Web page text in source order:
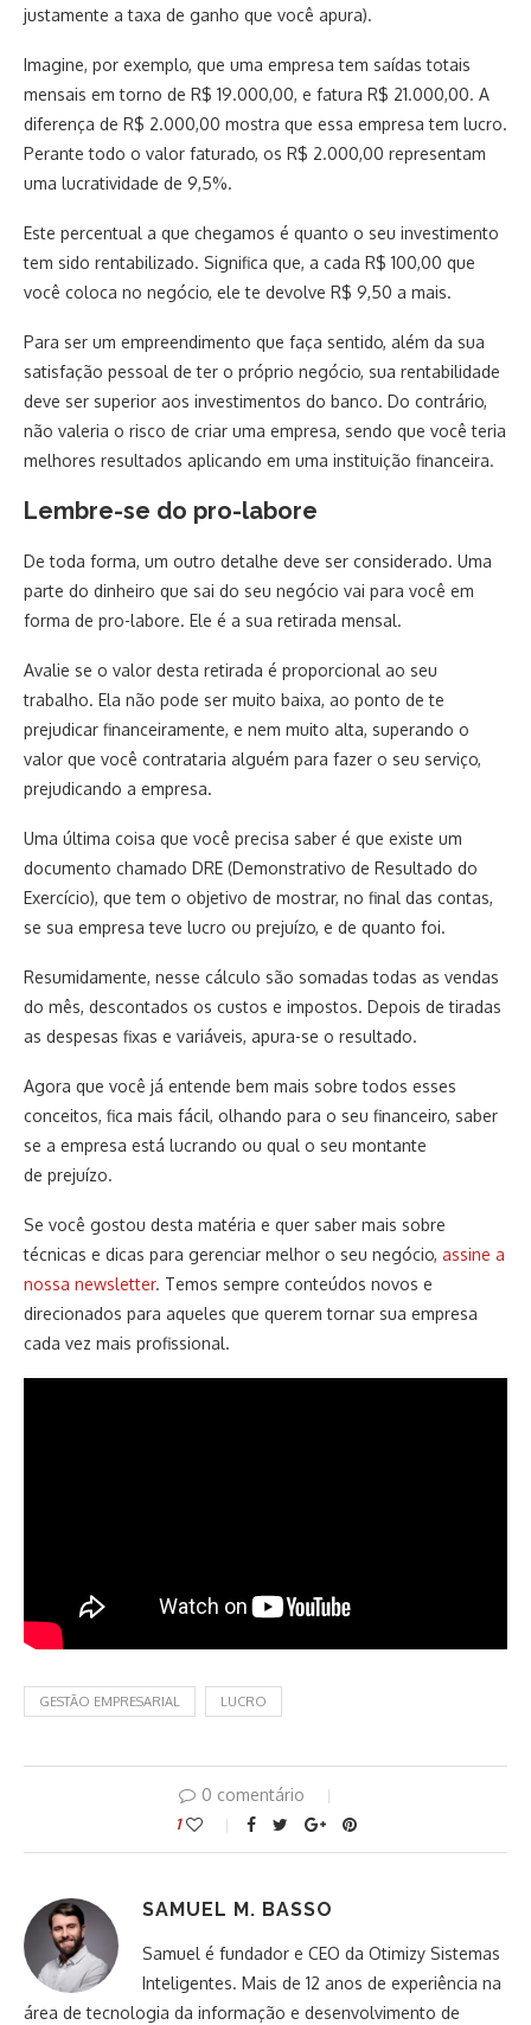
justamente a taxa de ganho que você apura).
Imagine, por exemplo, que uma empresa tem saídas totais
mensais em torno de R$ 19.000,00, e fatura R$ 21.000,00. A
diferença de R$ 2.000,00 mostra que essa empresa tem lucro.
Perante todo o valor faturado, os R$ 2.000,00 representam
uma lucratividade de 9,5%.
Este percentual a que chegamos é quanto o seu investimento
tem sido rentabilizado. Significa que, a cada R$ 100,00 que
você coloca no negócio, ele te devolve R$ 9,50 a mais.
Para ser um empreendimento que faça sentido, além da sua
satisfação pessoal de ter o próprio negócio, sua rentabilidade
deve ser superior aos investimentos do banco. Do contrário,
não valeria o risco de criar uma empresa, sendo que você teria
melhores resultados aplicando em uma instituição financeira.
Lembre-se do pro-labore
De toda forma, um outro detalhe deve ser considerado. Uma
parte do dinheiro que sai do seu negócio vai para você em
forma de pro-labore. Ele é a sua retirada mensal.
Avalie se o valor desta retirada é proporcional ao seu
trabalho. Ela não pode ser muito baixa, ao ponto de te
prejudicar financeiramente, e nem muito alta, superando o
valor que você contrataria alguém para fazer o seu serviço,
prejudicando a empresa.
Uma última coisa que você precisa saber é que existe um
documento chamado DRE (Demonstrativo de Resultado do
Exercício), que tem o objetivo de mostrar, no final das contas,
se sua empresa teve lucro ou prejuízo, e de quanto foi.
Resumidamente, nesse cálculo são somadas todas as vendas
do mês, descontados os custos e impostos. Depois de tiradas
as despesas fixas e variáveis, apura-se o resultado.
Agora que você já entende bem mais sobre todos esses
conceitos, fica mais fácil, olhando para o seu financeiro, saber
se a empresa está lucrando ou qual o seu montante
de prejuízo.
Se você gostou desta matéria e quer saber mais sobre
técnicas e dicas para gerenciar melhor o seu negócio, assine a
nossa newsletter. Temos sempre conteúdos novos e
direcionados para aqueles que querem tornar sua empresa
cada vez mais profissional.
GESTÃO EMPRESARIAL LUCRO
0 comentário
1
SAMUEL M. BASSO
Samuel é fundador e CEO da Otimizy Sistemas
Inteligentes. Mais de 12 anos de experiência na
área de tecnologia da informação e desenvolvimento de